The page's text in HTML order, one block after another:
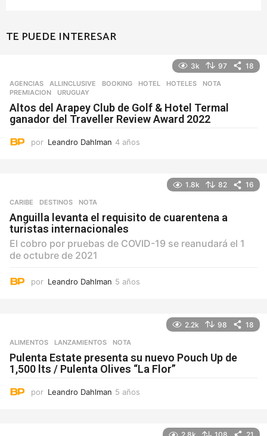
TE PUEDE INTERESAR
3k 97 18
AGENCIAS ALLINCLUSIVE ,BOOKING ,HOTEL ,HOTELES ,NOTA
PREMIACION
,URUGUAY
Altos del Arapey Club de Golf & Hotel Termal
ganador del Traveller Review Award 2022
por Leandro Dahlman 4 años
1.8k 82 16
CARIBE ,DESTINOS NOTA
Anguilla levanta el requisito de cuarentena a
turistas internacionales
El cobro por pruebas de COVID-19 se reanudará el 1
de octubre de 2021
por Leandro Dahlman 5 años
2.2k 98 18
ALIMENTOS ,LANZAMIENTOS NOTA
Pulenta Estate presenta su nuevo Pouch Up de
1,500 lts / Pulenta Olives “La Flor”
por Leandro Dahlman 5 años